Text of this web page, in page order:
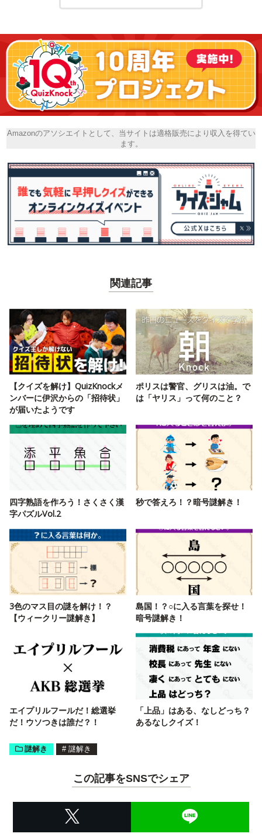
Amazonのアソシエイトとして、当サイトは適格販売により収入を得てい
ます。
関連記事
【クイズを解け】QuizKnockメ
ンバーに伊沢からの「招待状」
が届いたようです
ポリスは警官、グリスは油。で
は「ヤリス」って何のこと？
四字熟語を作ろう！さくさく漢
字パズルVol.2
秒で答えろ！？暗号謎解き！
3色のマス目の謎を解け！？
【ウィークリー謎解き】
島国！？○に入る言葉を探せ！
暗号謎解き！
エイプリルフールだ！総選挙
だ！ウソつきは誰だ？！
「上品」はある、なしどっち？
あるなしクイズ！
謎解き # 謎解き
この記事をSNSでシェア